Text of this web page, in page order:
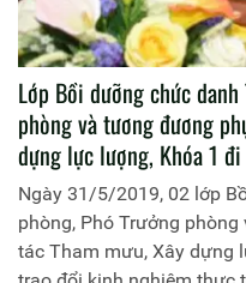
Lớp Bồi dưỡng chức
phòng và tương đương
dựng lực lượng, Khóa 1
nghiệm thực tế tại Công
Ngày 31/5/2019, 02 lớp
phòng, Phó Trưởng
tác Tham mưu, Xây dựng